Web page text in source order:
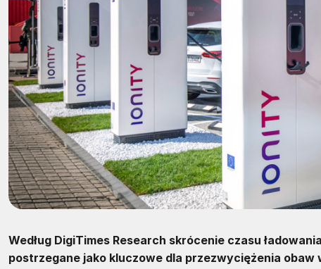
Według DigiTimes Research skrócenie czasu
postrzegane jako kluczowe dla przezwyciężenia